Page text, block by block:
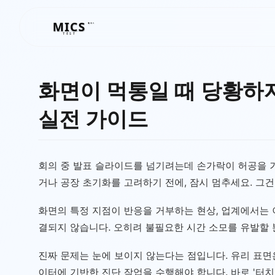
MICS
MICS
TEST
화면이 먹통일 때 당황하
실전 가이드
회의 중 발표 슬라이드를 넘기려는데 손가락이 허공을
거나 공장 초기화를 고려하기 전에, 잠시 멈추세요. 그
화면의 특정 지점이 반응을 거부하는 현상, 업계에서
결되지 않습니다. 오히려 불필요한 시간 소모를 유발할
진짜 문제는 눈에 보이지 않는다는 점입니다. 유리 표
이터에 기반한 진단 작업을 수행해야 합니다. 바로 '터